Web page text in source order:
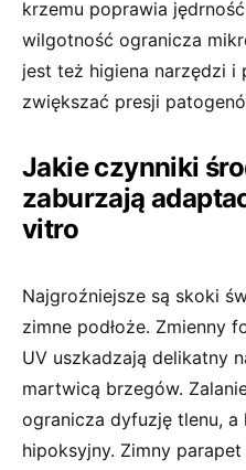
krzemu poprawia
wilgotność ogranicza
jest też higiena narzędzi i
zwiększać presji
Jakie czynniki
zaburzają
vitro
Najgroźniejsze są skoki
zimne podłoże. Zmienny
UV uszkadzają delikatny
martwicą brzegów.
ogranicza dyfuzję tlenu,
hipoksyjny. Zimny